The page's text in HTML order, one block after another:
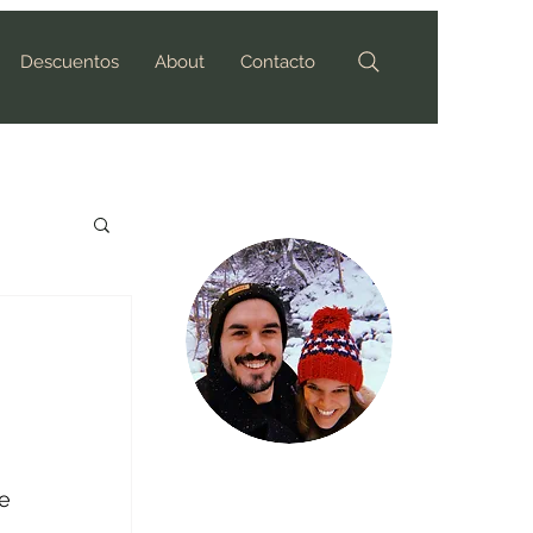
Descuentos About Contacto